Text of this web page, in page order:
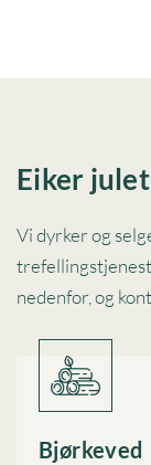
Eiker
Vi dyrker og
nedenfor, og
Bjørkeved